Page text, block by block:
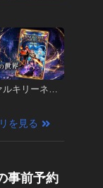
キリーネク
を見る
事前予約